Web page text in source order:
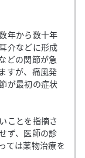
年から数十年
介などに形成
どの関節が急
すが、痛風発
が最初の症状
ことを指摘さ
ず、医師の診
ては薬物治療を